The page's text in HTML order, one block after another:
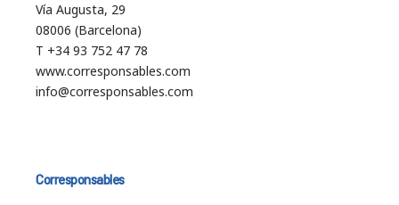
Vía Augusta, 29
08006 (Barcelona)
T +34 93 752 47 78
www.corresponsables.com
info@corresponsables.com
Corresponsables